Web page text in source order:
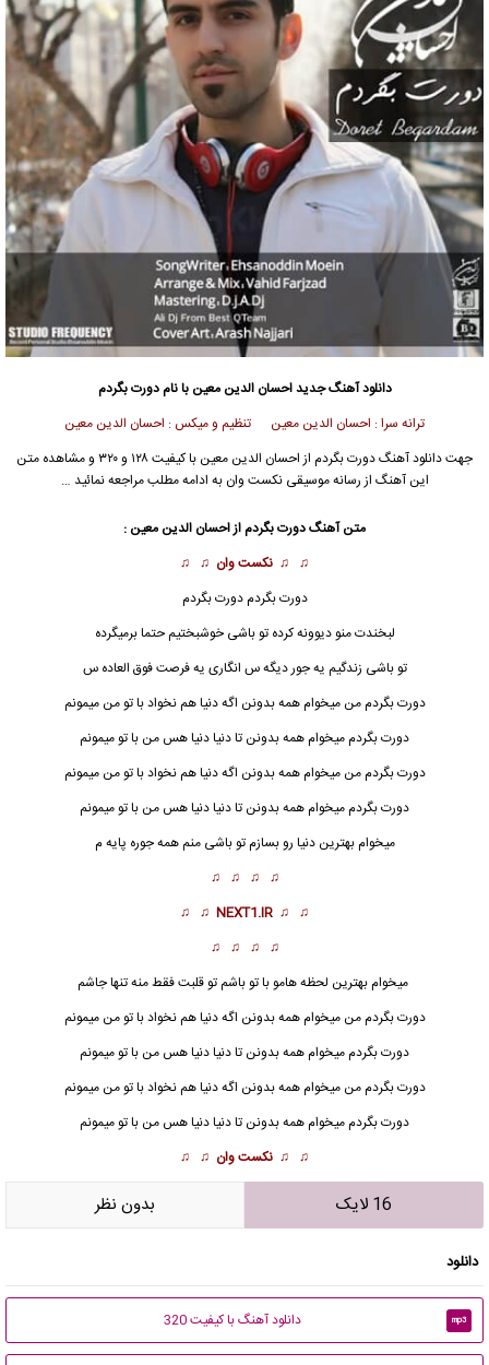
دانلود آهنگ جدیداحسان الدین معین با نام دورت بگردم
ترانه سرا : احسان الدین معین تنظیم و میکس : احسان الدین معین
جهت دانلود آهنگ دورت بگردم از احسان الدین معین
با کیفیت ۱۲۸ و ۳۲۰ و مشاهده متن
این آهنگ از رسانه موسیقی نکست وان به ادامه مطلب مراجعه نمائید …
متن آهنگ دورت بگردم ازاحسان الدین معین :
♫ ♫ نکست وان ♫ ♫
دورت بگردم دورت بگردم
لبخندت منو دیوونه کرده تو باشی خوشبختیم حتما برمیگرده
تو باشی زندگیم یه جور دیگه س انگاری یه فرصت فوق العاده س
دورت بگردم من میخوام همه بدونن اگه دنیا هم نخواد با تو من میمونم
دورت بگردم میخوام همه بدونن تا دنیا دنیا هس من با تو میمونم
دورت بگردم من میخوام همه بدونن اگه دنیا هم نخواد با تو من میمونم
دورت بگردم میخوام همه بدونن تا دنیا دنیا هس من با تو میمونم
میخوام بهترین دنیا رو بسازم تو باشی منم همه جوره پایه م
♫ ♫ ♫ ♫
♫ ♫
NEXT1.IR
♫ ♫
♫ ♫ ♫ ♫
میخوام بهترین لحظه هامو با تو باشم تو قلبت فقط منه تنها جاشم
دورت بگردم من میخوام همه بدونن اگه دنیا هم نخواد با تو من میمونم
دورت بگردم میخوام همه بدونن تا دنیا دنیا هس من با تو میمونم
دورت بگردم من میخوام همه بدونن اگه دنیا هم نخواد با تو من میمونم
دورت بگردم میخوام همه بدونن تا دنیا دنیا هس من با تو میمونم
♫ ♫ نکست وان ♫ ♫
16 لایک بدون نظر
دانلود
mp3 دانلود آهنگ با کیفیت 320